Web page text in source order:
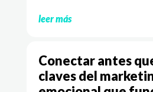
leer más
Conectar antes
claves del